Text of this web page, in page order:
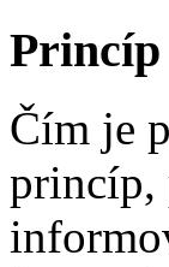
Čím je
princíp,